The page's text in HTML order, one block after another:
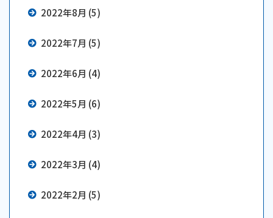
2022年8月 (5)
2022年7月 (5)
2022年6月 (4)
2022年5月 (6)
2022年4月 (3)
2022年3月 (4)
2022年2月 (5)